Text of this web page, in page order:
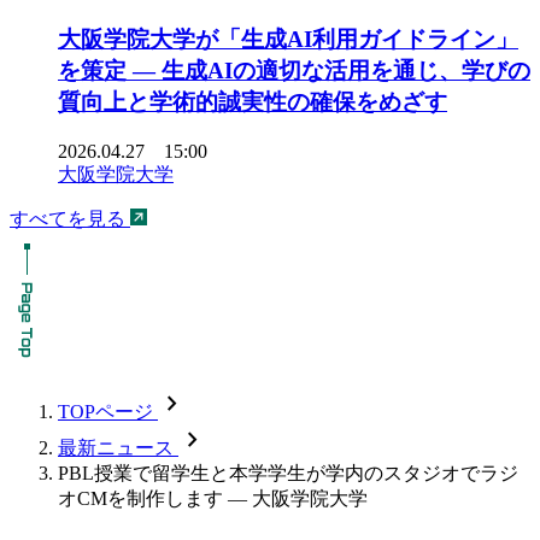
大阪学院大学が「生成AI利用ガイドライン」
を策定 ― 生成AIの適切な活用を通じ、学びの
質向上と学術的誠実性の確保をめざす
2026.04.27 15:00
大阪学院大学
すべてを見る
TOPページ chevron_forward
最新ニュース chevron_forward
PBL授業で留学生と本学学生が学内のスタジオでラジ
オCMを制作します — 大阪学院大学